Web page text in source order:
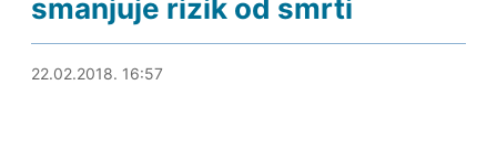
smanjuje rizik od smrti
22.02.2018. 17:43
22.02.2018. 16:57